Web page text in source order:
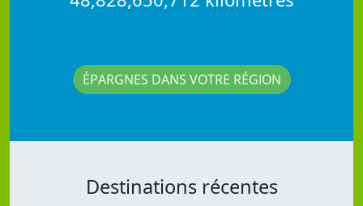
ÉPARGNES DANS VOTRE RÉGION
Destinations récentes